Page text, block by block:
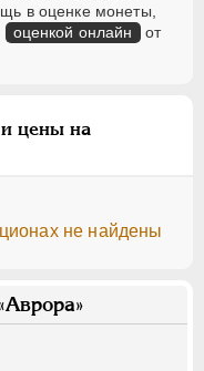
в оценке монеты,
оценкой онлайн от
цены на
не найдены